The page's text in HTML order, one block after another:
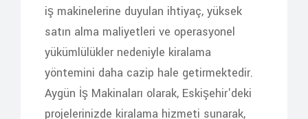
iş makinelerine duyulan ihtiyaç, yüksek
satın alma maliyetleri ve operasyonel
yükümlülükler nedeniyle kiralama
yöntemini daha cazip hale getirmektedir.
Aygün İş Makinaları olarak, Eskişehir'deki
projelerinizde kiralama hizmeti sunarak,